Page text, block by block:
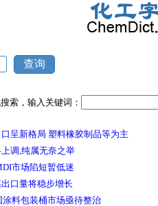
索，输入关键词：
呈新格局 塑料橡胶制品等为主
调,纯属无奈之举
市场陷短暂低迷
口量将稳步增长
涂料包装桶市场亟待整治